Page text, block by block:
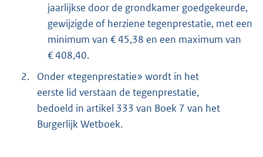
jaarlijkse door de grondkamer goedgekeurde,
gewijzigde of herziene tegenprestatie, met een
minimum van € 45,38 en een maximum van
€ 408,40.
2.
Onder «tegenprestatie» wordt in het
eerste lid verstaan de tegenprestatie,
bedoeld in artikel 333 van Boek 7 van het
Burgerlijk Wetboek.